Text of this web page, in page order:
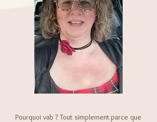
Pourquoi vab ? Tout simplement parce que